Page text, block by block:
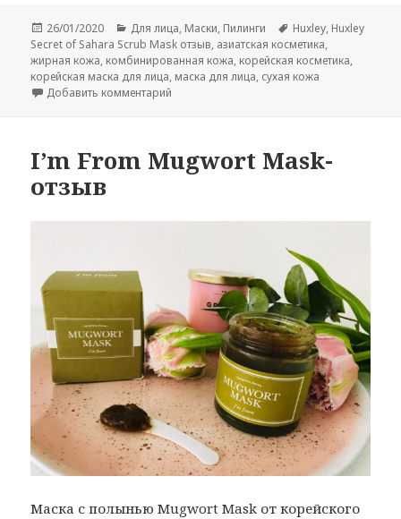
Опубликовано
26/01/2020 Рубрики
Для лица, Маски, Пилинги Метки
Huxley, Huxley
Secret of Sahara Scrub Mask отзыв, азиатская косметика,
жирная кожа, комбинированная кожа, корейская косметика,
корейская маска для лица, маска для лица, сухая кожа
Добавить комментарий
I’m From Mugwort Mask-
отзыв
Маска с полынью Mugwort Mask от корейского